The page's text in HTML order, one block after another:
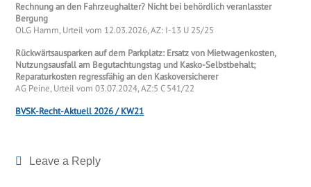
Rechnung an den Fahrzeughalter? Nicht bei behördlich veranlasster
Bergung
OLG Hamm, Urteil vom 12.03.2026, AZ: I-13 U 25/25
Rückwärtsausparken auf dem Parkplatz: Ersatz von Mietwagenkosten,
Nutzungsausfall am Begutachtungstag und Kasko-Selbstbehalt;
Reparaturkosten regressfähig an den Kaskoversicherer
AG Peine, Urteil vom 03.07.2024, AZ:5 C 541/22
BVSK-Recht-Aktuell 2026 / KW21
Leave a Reply